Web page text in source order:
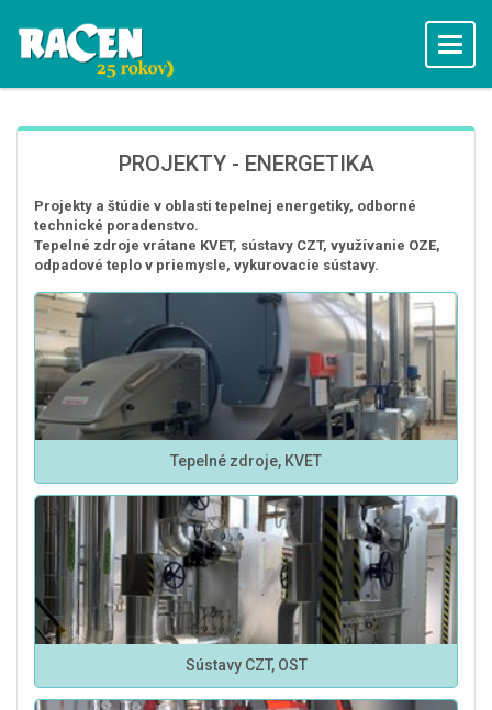
Racen
PROJEKTY - ENERGETIKA
Projekty a štúdie v oblasti tepelnej energetiky, odborné
technické poradenstvo.
Tepelné zdroje vrátane KVET, sústavy CZT, využívanie OZE,
odpadové teplo v priemysle, vykurovacie sústavy.
Tepelné zdroje, KVET
Sústavy CZT, OST